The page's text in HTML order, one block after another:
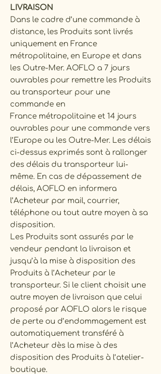
LIVRAISON
Dans le cadre d’une commande à
distance, les Produits sont livrés
uniquement en France
métropolitaine, en Europe et dans
les Outre-Mer. AOFLO a 7 jours
ouvrables pour remettre les Produits
au transporteur pour une
commande en
France métropolitaine et 14 jours
ouvrables pour une commande vers
l’Europe ou les Outre-Mer. Les délais
ci-dessus exprimés sont à rallonger
des délais du transporteur lui-
même. En cas de dépassement de
délais, AOFLO en informera
l’Acheteur par mail, courrier,
téléphone ou tout autre moyen à sa
disposition.
Les Produits sont assurés par le
vendeur pendant la livraison et
jusqu’à la mise à disposition des
Produits à l’Acheteur par le
transporteur. Si le client choisit une
autre moyen de livraison que celui
proposé par AOFLO alors le risque
de perte ou d’endommagement est
automatiquement transféré à
l’Acheteur dès la mise à des
disposition des Produits à l’atelier-
boutique.